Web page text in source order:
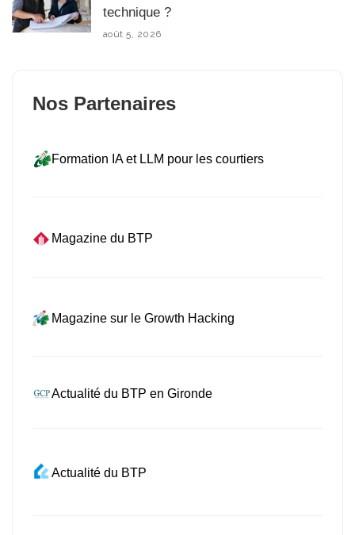
technique ?
août 5, 2026
Nos Partenaires
Formation IA et LLM pour les courtiers
Magazine du BTP
Magazine sur le Growth Hacking
Actualité du BTP en Gironde
Actualité du BTP